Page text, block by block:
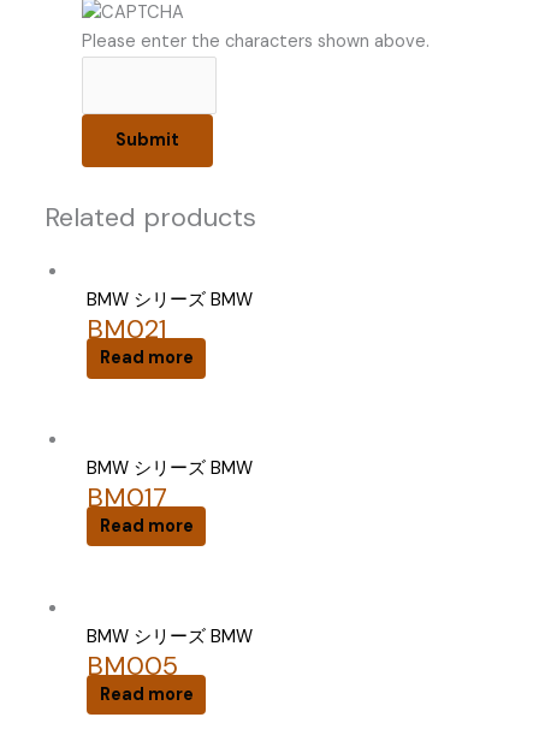
Please enter the characters shown above.
Related products
BMW シリーズ BMW
BM021
Read more
BMW シリーズ BMW
BM017
Read more
BMW シリーズ BMW
BM005
Read more